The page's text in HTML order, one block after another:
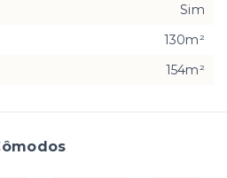
Sim
130m²
154m²